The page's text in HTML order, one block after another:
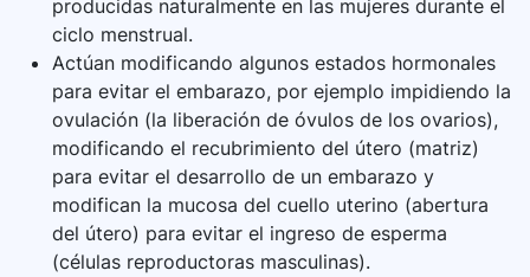
producidas naturalmente en las mujeres durante el
ciclo menstrual.
Actúan modificando algunos estados hormonales
para evitar el embarazo, por ejemplo impidiendo la
ovulación (la liberación de óvulos de los ovarios),
modificando el recubrimiento del útero (matriz)
para evitar el desarrollo de un embarazo y
modifican la mucosa del cuello uterino (abertura
del útero) para evitar el ingreso de esperma
(células reproductoras masculinas).